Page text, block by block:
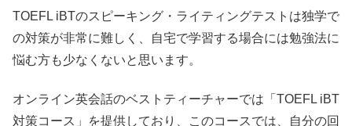
TOEFL iBTのスピーキング・ライティングテストは独学で
の対策が非常に難しく、自宅で学習する場合には勉強法に
悩む方も少なくないと思います。
オンライン英会話のベストティーチャーでは「TOEFL iBT
対策コース」を提供しており、このコースでは、自分の回